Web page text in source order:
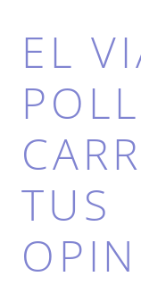
EL
TUS